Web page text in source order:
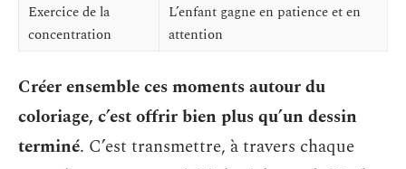
Exercice de la
concentration
L’enfant gagne en patience et en
attention
Créer ensemble ces moments autour du
coloriage, c’est offrir bien plus qu’un dessin
terminé. C’est transmettre, à travers chaque